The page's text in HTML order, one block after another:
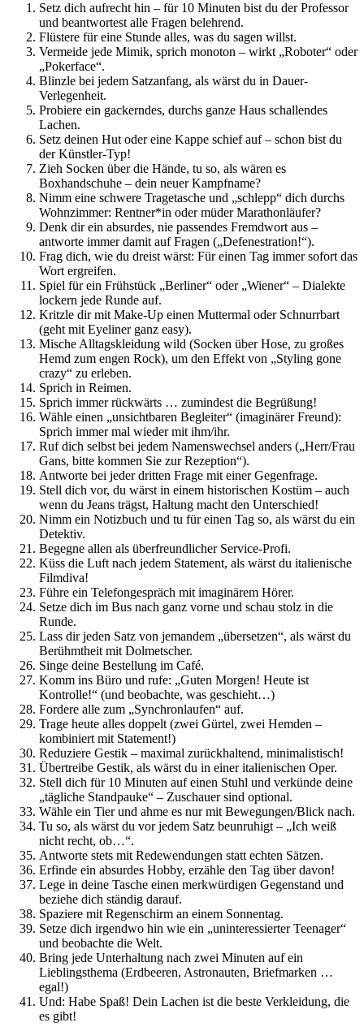
Setz dich aufrecht hin – für 10 Minuten bist du der Professor
und beantwortest alle Fragen belehrend.
Flüstere für eine Stunde alles, was du sagen willst.
Vermeide jede Mimik, sprich monoton – wirkt „Roboter“ oder
„Pokerface“.
Blinzle bei jedem Satzanfang, als wärst du in Dauer-
Verlegenheit.
Probiere ein gackerndes, durchs ganze Haus schallendes
Lachen.
Setz deinen Hut oder eine Kappe schief auf – schon bist du
der Künstler-Typ!
Zieh Socken über die Hände, tu so, als wären es
Boxhandschuhe – dein neuer Kampfname?
Nimm eine schwere Tragetasche und „schlepp“ dich durchs
Wohnzimmer: Rentner*in oder müder Marathonläufer?
Denk dir ein absurdes, nie passendes Fremdwort aus –
antworte immer damit auf Fragen („Defenestration!“).
Frag dich, wie du dreist wärst: Für einen Tag immer sofort das
Wort ergreifen.
Spiel für ein Frühstück „Berliner“ oder „Wiener“ – Dialekte
lockern jede Runde auf.
Kritzle dir mit Make-Up einen Muttermal oder Schnurrbart
(geht mit Eyeliner ganz easy).
Mische Alltagskleidung wild (Socken über Hose, zu großes
Hemd zum engen Rock), um den Effekt von „Styling gone
crazy“ zu erleben.
Sprich in Reimen.
Sprich immer rückwärts … zumindest die Begrüßung!
Wähle einen „unsichtbaren Begleiter“ (imaginärer Freund):
Sprich immer mal wieder mit ihm/ihr.
Ruf dich selbst bei jedem Namenswechsel anders („Herr/Frau
Gans, bitte kommen Sie zur Rezeption“).
Antworte bei jeder dritten Frage mit einer Gegenfrage.
Stell dich vor, du wärst in einem historischen Kostüm – auch
wenn du Jeans trägst, Haltung macht den Unterschied!
Nimm ein Notizbuch und tu für einen Tag so, als wärst du ein
Detektiv.
Begegne allen als überfreundlicher Service-Profi.
Küss die Luft nach jedem Statement, als wärst du italienische
Filmdiva!
Führe ein Telefongespräch mit imaginärem Hörer.
Setze dich im Bus nach ganz vorne und schau stolz in die
Runde.
Lass dir jeden Satz von jemandem „übersetzen“, als wärst du
Berühmtheit mit Dolmetscher.
Singe deine Bestellung im Café.
Komm ins Büro und rufe: „Guten Morgen! Heute ist
Kontrolle!“ (und beobachte, was geschieht…)
Fordere alle zum „Synchronlaufen“ auf.
Trage heute alles doppelt (zwei Gürtel, zwei Hemden –
kombiniert mit Statement!)
Reduziere Gestik – maximal zurückhaltend, minimalistisch!
Übertreibe Gestik, als wärst du in einer italienischen Oper.
Stell dich für 10 Minuten auf einen Stuhl und verkünde deine
„tägliche Standpauke“ – Zuschauer sind optional.
Wähle ein Tier und ahme es nur mit Bewegungen/Blick nach.
Tu so, als wärst du vor jedem Satz beunruhigt – „Ich weiß
nicht recht, ob…“.
Antworte stets mit Redewendungen statt echten Sätzen.
Erfinde ein absurdes Hobby, erzähle den Tag über davon!
Lege in deine Tasche einen merkwürdigen Gegenstand und
beziehe dich ständig darauf.
Spaziere mit Regenschirm an einem Sonnentag.
Setze dich irgendwo hin wie ein „uninteressierter Teenager“
und beobachte die Welt.
Bring jede Unterhaltung nach zwei Minuten auf ein
Lieblingsthema (Erdbeeren, Astronauten, Briefmarken …
egal!)
Und: Habe Spaß! Dein Lachen ist die beste Verkleidung, die
es gibt!